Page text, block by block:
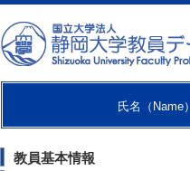
氏名（Name）
教員基本情報